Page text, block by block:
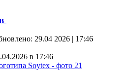
29.04 2026 | 17:46
в 17:46